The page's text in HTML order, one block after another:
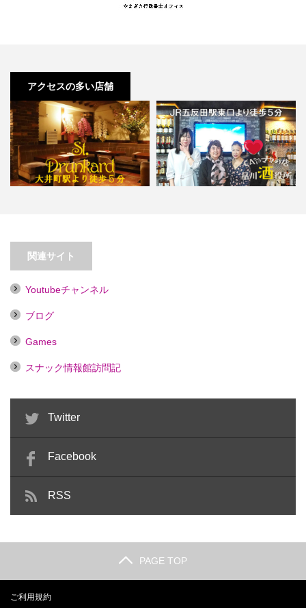
アクセスの多い店舗
【大井町】セント・ドランカー
【喫煙目的店】
関連サイト
Youtubeチャンネル
ブログ
Games
スナック情報館訪問記
Twitter
Facebook
RSS
PAGE TOP
ご利用規約